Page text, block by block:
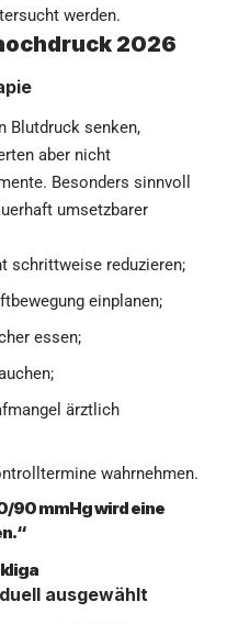
werden.
2026
Blutdruck senken,
aber nicht
Besonders sinnvoll
umsetzbarer
schrittweise reduzieren;
einplanen;
essen;
ärztlich
wahrnehmen.
90 mmHg wird eine
ausgewählt